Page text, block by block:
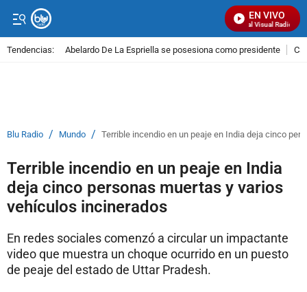
EN VIVO
Señal Visual Radio
Tendencias: Abelardo De La Espriella se posesiona como presidente
Blu Radio / Mundo / Terrible incendio en un peaje en India deja cinco
Terrible incendio en un peaje en India
deja cinco personas muertas y varios
vehículos incinerados
En redes sociales comenzó a circular un impactante
video que muestra un choque ocurrido en un puesto
de peaje del estado de Uttar Pradesh.